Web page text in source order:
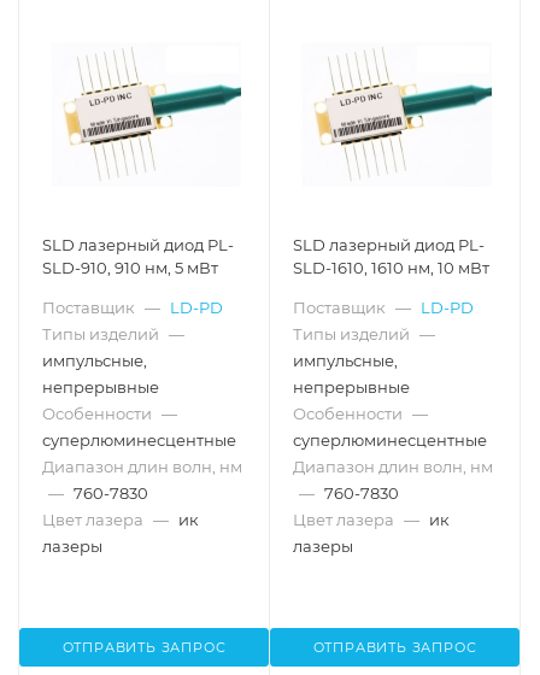
SLD лазерный диод PL-
SLD-910, 910 нм, 5 мВт
Поставщик — LD-PD
Типы изделий —
импульсные,
непрерывные
Особенности —
суперлюминесцентные
Диапазон длин волн, нм
— 760-7830
Цвет лазера — ик
лазеры
ОТПРАВИТЬ ЗАПРОС
SLD лазерный диод PL-
SLD-1610, 1610 нм, 10 мВт
Поставщик — LD-PD
Типы изделий —
импульсные,
непрерывные
Особенности —
суперлюминесцентные
Диапазон длин волн, нм
— 760-7830
Цвет лазера — ик
лазеры
ОТПРАВИТЬ ЗАПРОС